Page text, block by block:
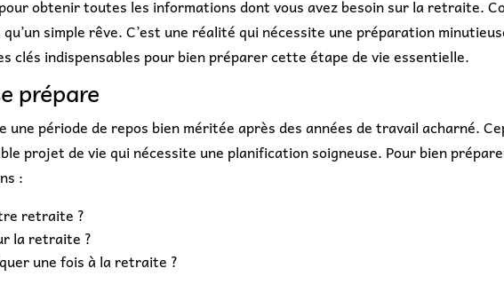
obtenir toutes les informations dont vous avez besoin sur la retraite.
simple rêve. C’est une réalité qui nécessite une préparation
clés indispensables pour bien préparer cette étape de vie essentielle.
prépare
une période de repos bien méritée après des années de travail acharné.
projet de vie qui nécessite une planification soigneuse. Pour bien
:
retraite ?
la retraite ?
une fois à la retraite ?